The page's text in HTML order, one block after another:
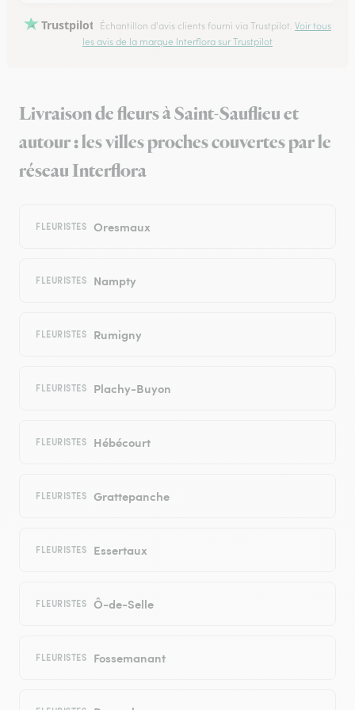
Trustpilot Échantillon d'avis clients fourni via Trustpilot. Voir tous
les avis de la marque Interflora sur Trustpilot
Livraison de fleurs à Saint-Sauflieu et
autour : les villes proches couvertes par le
réseau Interflora
FLEURISTES Oresmaux
FLEURISTES Nampty
FLEURISTES Rumigny
FLEURISTES Plachy-Buyon
FLEURISTES Hébécourt
FLEURISTES Grattepanche
FLEURISTES Essertaux
FLEURISTES Ô-de-Selle
FLEURISTES Fossemanant